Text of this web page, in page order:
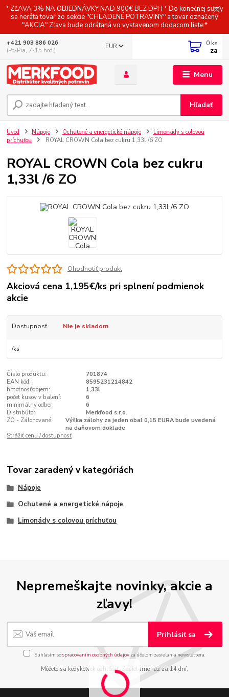
* ZĽAVA 3% NA OBJEDNÁVKY NAD 900€ BEZ DPH * Do konečnej sumy
sa neráta tovar zo sekcie "CHLADENÉ POTRAVINY" a tovar označený
"AKCIA" Zľava bude odrátaná vo vystavenom dodacom liste.*
Menu
EUR
Hľadať
+421 903 886 026
(Po-Pia, 7-15 hod.)
0 ks
za
Úvod Nápoje Ochutené a energetické nápoje
Limonády s colovou
príchuťou
ROYAL CROWN Cola bez cukru 1,33l /6 ZO
ROYAL CROWN Cola bez cukru
1,33l /6 ZO
Ohodnotiť produkt
Akciová cena 1,195€/ks pri splnení podmienok
akcie
Dostupnosť Nie je skladom
/ks
Číslo produktu:
701874
EAN kód:
8595231214842
hmotnosť/objem:
1,33l
počet kusov v balení:
6
minimálny odber:
6
Distribútor:
Merkfood s.r.o.
ZO - Zálohované:
Výška zálohy za jeden obal 0,15 EURA bude uvedená
na daňovom doklade
Strážiť cenu / dostupnosť
Tovar zaradený v kategóriách
Nápoje
Ochutené a energetické nápoje
Limonády s colovou príchuťou
Nepremeškajte novinky, akcie a
zľavy!
Prihlásiť sa
Súhlasím sospracovaním osobných údajov za účelom zasielania newslettera.
Môžete sa kedykoľvek odhlásiť. Zasielame raz za 14 dní.